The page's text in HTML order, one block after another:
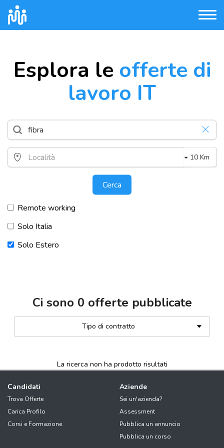
Esplora le offerte di
lavoro IT
10 Km
Cerca
Remote working
Solo Italia
Solo Estero
Ci sono 0 offerte pubblicate
Tipo di contratto
La ricerca non ha prodotto risultati
Candidati
Trova Offerte
Carica Profilo
Corsi e Formazione
Aziende
Sei un'azienda?
Assessment
Pubblica un annuncio
Pubblica un corso